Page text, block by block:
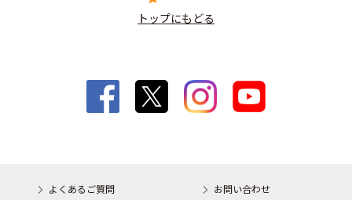
トップにもどる
よくあるご質問 お問い合わせ